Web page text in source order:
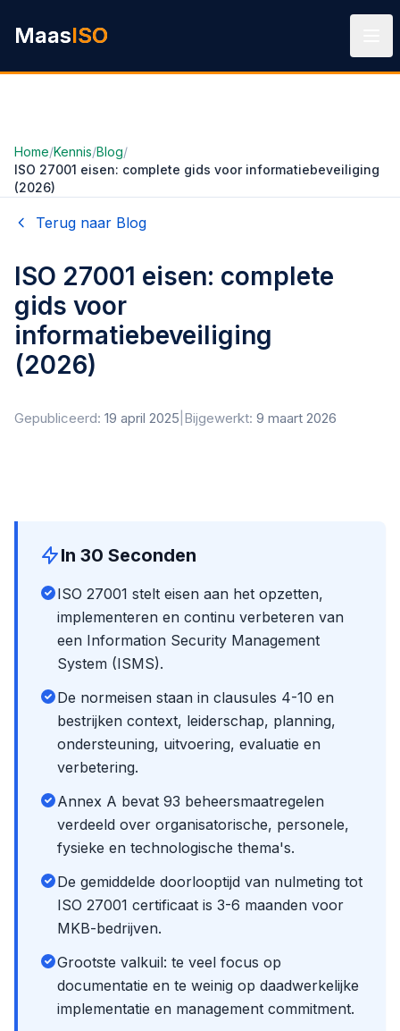
MaasISO
Home/Kennis/Blog/
ISO 27001 eisen: complete gids voor informatiebeveiliging
(2026)
Terug naar Blog
ISO 27001 eisen: complete
gids voor
informatiebeveiliging
(2026)
Gepubliceerd: 19 april 2025 Bijgewerkt: 9 maart 2026
In 30 Seconden
ISO 27001 stelt eisen aan het opzetten,
implementeren en continu verbeteren van
een Information Security Management
System (ISMS).
De normeisen staan in clausules 4-10 en
bestrijken context, leiderschap, planning,
ondersteuning, uitvoering, evaluatie en
verbetering.
Annex A bevat 93 beheersmaatregelen
verdeeld over organisatorische, personele,
fysieke en technologische thema's.
De gemiddelde doorlooptijd van nulmeting tot
ISO 27001 certificaat is 3-6 maanden voor
MKB-bedrijven.
Grootste valkuil: te veel focus op
documentatie en te weinig op daadwerkelijke
implementatie en management commitment.